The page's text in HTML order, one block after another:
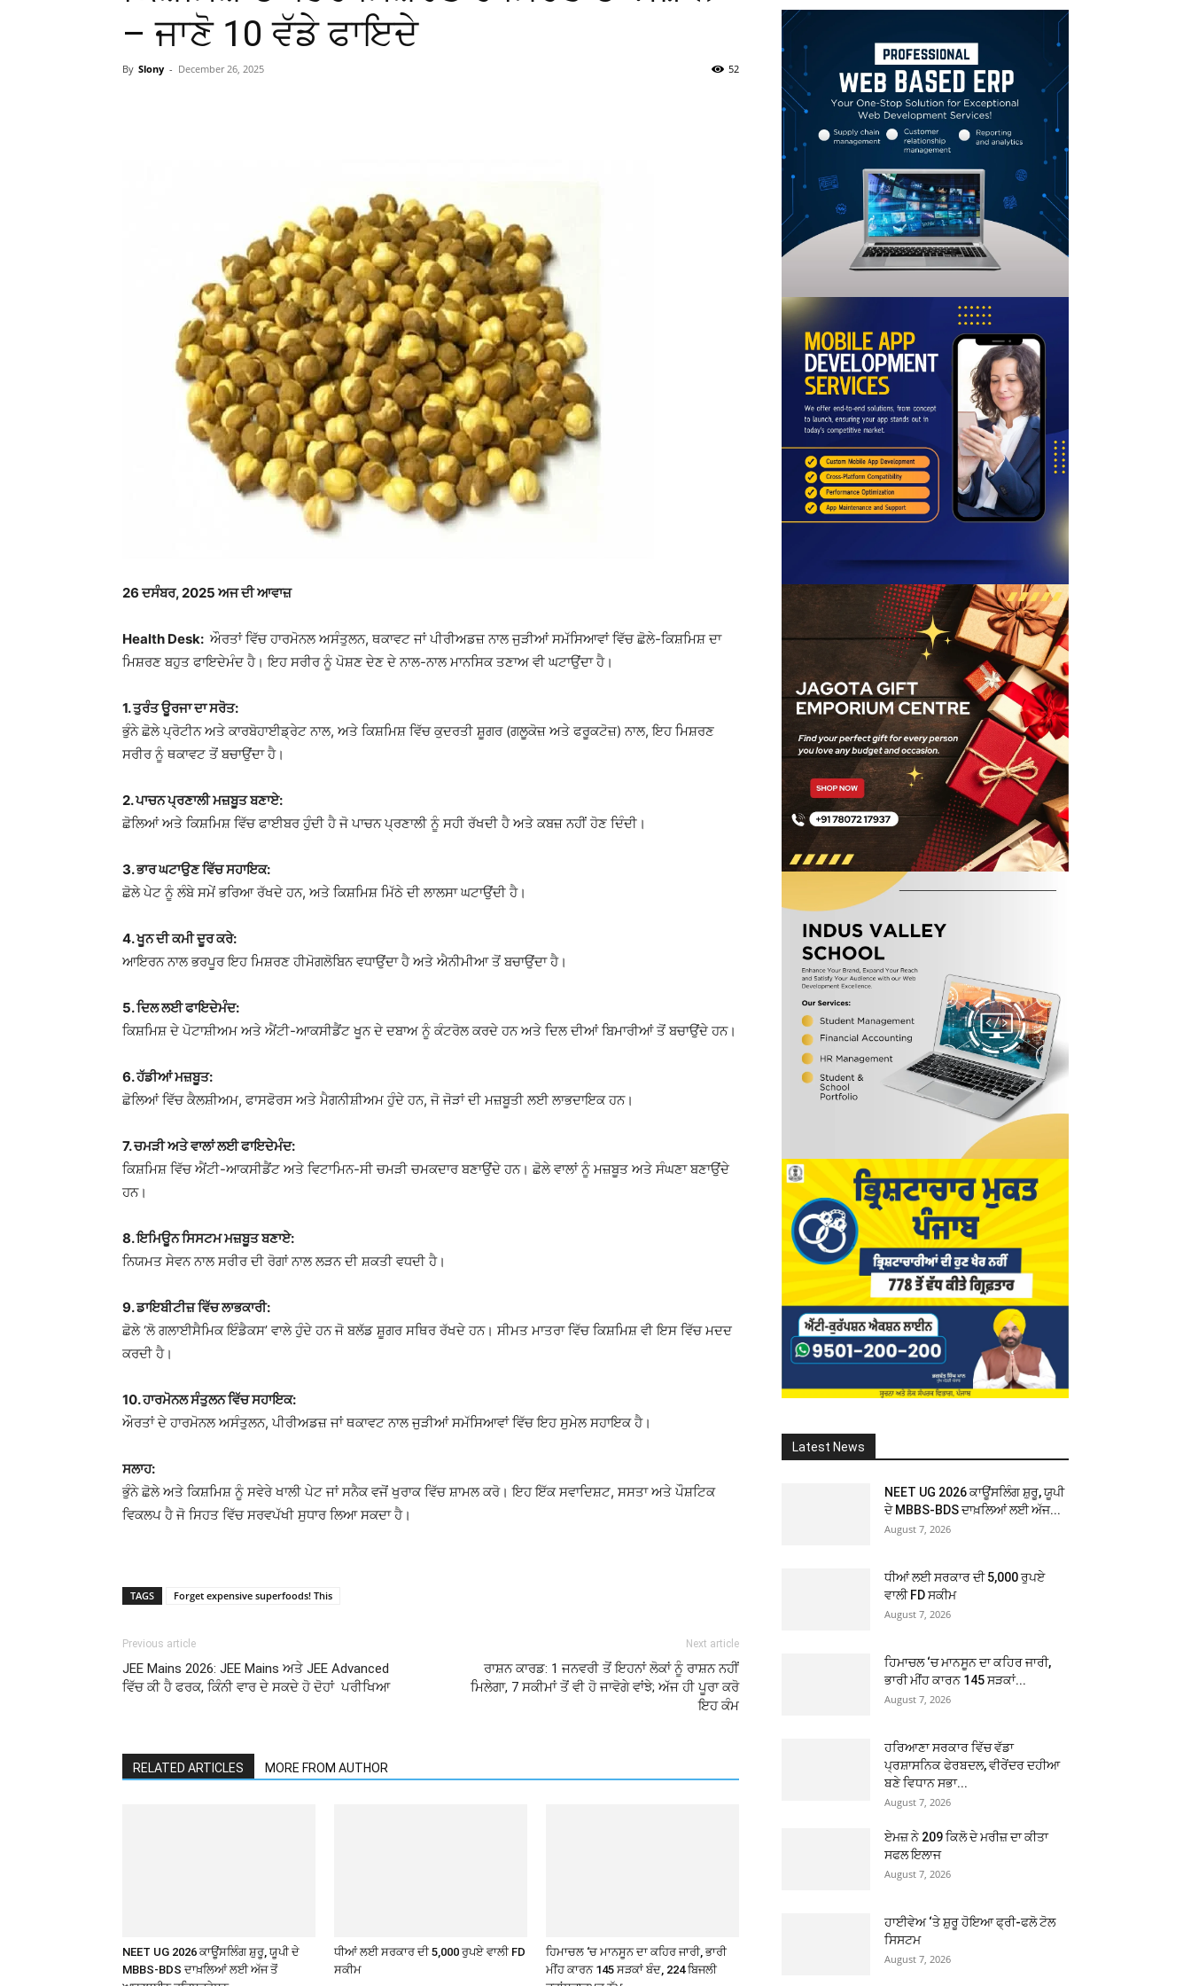
– ਜਾਣੋ 10 ਵੱਡੇ ਫਾਇਦੇ
By Slony - December 26, 2025 52
Linkedin Email
26ਦਸੰਬਰ, 2025 ਅਜ ਦੀ ਆਵਾਜ਼
Health Desk: ਔਰਤਾਂ ਵਿੱਚ ਹਾਰਮੋਨਲ ਅਸੰਤੁਲਨ, ਥਕਾਵਟ ਜਾਂ ਪੀਰੀਅਡਜ਼ ਨਾਲ ਜੁੜੀਆਂ ਸਮੱਸਿਆਵਾਂ ਵਿੱਚ ਛੋਲੇ-ਕਿਸ਼ਮਿਸ਼ ਦਾ
ਮਿਸ਼ਰਣ ਬਹੁਤ ਫਾਇਦੇਮੰਦ ਹੈ। ਇਹ ਸਰੀਰ ਨੂੰ ਪੋਸ਼ਣ ਦੇਣ ਦੇ ਨਾਲ-ਨਾਲ ਮਾਨਸਿਕ ਤਣਾਅ ਵੀ ਘਟਾਉਂਦਾ ਹੈ।
1. ਤੁਰੰਤ ਊਰਜਾ ਦਾ ਸਰੋਤ:
ਭੁੰਨੇ ਛੋਲੇ ਪ੍ਰੋਟੀਨ ਅਤੇ ਕਾਰਬੋਹਾਈਡ੍ਰੇਟ ਨਾਲ, ਅਤੇ ਕਿਸ਼ਮਿਸ਼ ਵਿੱਚ ਕੁਦਰਤੀ ਸ਼ੂਗਰ (ਗਲੂਕੋਜ਼ ਅਤੇ ਫਰੂਕਟੋਜ਼) ਨਾਲ, ਇਹ ਮਿਸ਼ਰਣ
ਸਰੀਰ ਨੂੰ ਥਕਾਵਟ ਤੋਂ ਬਚਾਉਂਦਾ ਹੈ।
2. ਪਾਚਨ ਪ੍ਰਣਾਲੀ ਮਜ਼ਬੂਤ ਬਣਾਏ:
ਛੋਲਿਆਂ ਅਤੇ ਕਿਸ਼ਮਿਸ਼ ਵਿੱਚ ਫਾਈਬਰ ਹੁੰਦੀ ਹੈ ਜੋ ਪਾਚਨ ਪ੍ਰਣਾਲੀ ਨੂੰ ਸਹੀ ਰੱਖਦੀ ਹੈ ਅਤੇ ਕਬਜ਼ ਨਹੀਂ ਹੋਣ ਦਿੰਦੀ।
3. ਭਾਰ ਘਟਾਉਣ ਵਿੱਚ ਸਹਾਇਕ:
ਛੋਲੇ ਪੇਟ ਨੂੰ ਲੰਬੇ ਸਮੇਂ ਭਰਿਆ ਰੱਖਦੇ ਹਨ, ਅਤੇ ਕਿਸ਼ਮਿਸ਼ ਮਿੱਠੇ ਦੀ ਲਾਲਸਾ ਘਟਾਉਂਦੀ ਹੈ।
4. ਖੂਨ ਦੀ ਕਮੀ ਦੂਰ ਕਰੇ:
ਆਇਰਨ ਨਾਲ ਭਰਪੂਰ ਇਹ ਮਿਸ਼ਰਣ ਹੀਮੋਗਲੋਬਿਨ ਵਧਾਉਂਦਾ ਹੈ ਅਤੇ ਐਨੀਮੀਆ ਤੋਂ ਬਚਾਉਂਦਾ ਹੈ।
5. ਦਿਲ ਲਈ ਫਾਇਦੇਮੰਦ:
ਕਿਸ਼ਮਿਸ਼ ਦੇ ਪੋਟਾਸ਼ੀਅਮ ਅਤੇ ਐਂਟੀ-ਆਕਸੀਡੈਂਟ ਖੂਨ ਦੇ ਦਬਾਅ ਨੂੰ ਕੰਟਰੋਲ ਕਰਦੇ ਹਨ ਅਤੇ ਦਿਲ ਦੀਆਂ ਬਿਮਾਰੀਆਂ ਤੋਂ ਬਚਾਉਂਦੇ ਹਨ।
6. ਹੱਡੀਆਂ ਮਜ਼ਬੂਤ:
ਛੋਲਿਆਂ ਵਿੱਚ ਕੈਲਸ਼ੀਅਮ, ਫਾਸਫੋਰਸ ਅਤੇ ਮੈਗਨੀਸ਼ੀਅਮ ਹੁੰਦੇ ਹਨ, ਜੋ ਜੋੜਾਂ ਦੀ ਮਜ਼ਬੂਤੀ ਲਈ ਲਾਭਦਾਇਕ ਹਨ।
7. ਚਮੜੀ ਅਤੇ ਵਾਲਾਂ ਲਈ ਫਾਇਦੇਮੰਦ:
ਕਿਸ਼ਮਿਸ਼ ਵਿੱਚ ਐਂਟੀ-ਆਕਸੀਡੈਂਟ ਅਤੇ ਵਿਟਾਮਿਨ-ਸੀ ਚਮੜੀ ਚਮਕਦਾਰ ਬਣਾਉਂਦੇ ਹਨ। ਛੋਲੇ ਵਾਲਾਂ ਨੂੰ ਮਜ਼ਬੂਤ ਅਤੇ ਸੰਘਣਾ ਬਣਾਉਂਦੇ
ਹਨ।
8. ਇਮਿਊਨ ਸਿਸਟਮ ਮਜ਼ਬੂਤ ਬਣਾਏ:
ਨਿਯਮਤ ਸੇਵਨ ਨਾਲ ਸਰੀਰ ਦੀ ਰੋਗਾਂ ਨਾਲ ਲੜਨ ਦੀ ਸ਼ਕਤੀ ਵਧਦੀ ਹੈ।
9. ਡਾਇਬੀਟੀਜ਼ ਵਿੱਚ ਲਾਭਕਾਰੀ:
ਛੋਲੇ ‘ਲੋ ਗਲਾਈਸੈਮਿਕ ਇੰਡੈਕਸ’ ਵਾਲੇ ਹੁੰਦੇ ਹਨ ਜੋ ਬਲੱਡ ਸ਼ੂਗਰ ਸਥਿਰ ਰੱਖਦੇ ਹਨ। ਸੀਮਤ ਮਾਤਰਾ ਵਿੱਚ ਕਿਸ਼ਮਿਸ਼ ਵੀ ਇਸ ਵਿੱਚ ਮਦਦ
ਕਰਦੀ ਹੈ।
10. ਹਾਰਮੋਨਲ ਸੰਤੁਲਨ ਵਿੱਚ ਸਹਾਇਕ:
ਔਰਤਾਂ ਦੇ ਹਾਰਮੋਨਲ ਅਸੰਤੁਲਨ, ਪੀਰੀਅਡਜ਼ ਜਾਂ ਥਕਾਵਟ ਨਾਲ ਜੁੜੀਆਂ ਸਮੱਸਿਆਵਾਂ ਵਿੱਚ ਇਹ ਸੁਮੇਲ ਸਹਾਇਕ ਹੈ।
ਸਲਾਹ:
ਭੁੰਨੇ ਛੋਲੇ ਅਤੇ ਕਿਸ਼ਮਿਸ਼ ਨੂੰ ਸਵੇਰੇ ਖਾਲੀ ਪੇਟ ਜਾਂ ਸਨੈਕ ਵਜੋਂ ਖੁਰਾਕ ਵਿੱਚ ਸ਼ਾਮਲ ਕਰੋ। ਇਹ ਇੱਕ ਸਵਾਦਿਸ਼ਟ, ਸਸਤਾ ਅਤੇ ਪੌਸ਼ਟਿਕ
ਵਿਕਲਪ ਹੈ ਜੋ ਸਿਹਤ ਵਿੱਚ ਸਰਵਪੱਖੀ ਸੁਧਾਰ ਲਿਆ ਸਕਦਾ ਹੈ।
TAGS Forget expensive superfoods! This
Previous article
JEE Mains 2026: JEE Mains ਅਤੇ JEE Advanced
ਵਿੱਚ ਕੀ ਹੈ ਫਰਕ, ਕਿੰਨੀ ਵਾਰ ਦੇ ਸਕਦੇ ਹੋ ਦੋਹਾਂ ਪਰੀਖਿਆ
Next article
ਰਾਸ਼ਨ ਕਾਰਡ: 1 ਜਨਵਰੀ ਤੋਂ ਇਹਨਾਂ ਲੋਕਾਂ ਨੂੰ ਰਾਸ਼ਨ ਨਹੀਂ
ਮਿਲੇਗਾ, 7 ਸਕੀਮਾਂ ਤੋਂ ਵੀ ਹੋ ਜਾਵੋਗੇ ਵਾਂਝੇ; ਅੱਜ ਹੀ ਪੂਰਾ ਕਰੋ
ਇਹ ਕੰਮ
RELATED ARTICLES MORE FROM AUTHOR
NEET UG 2026 ਕਾਊਂਸਲਿੰਗ ਸ਼ੁਰੂ, ਯੂਪੀ ਦੇ
MBBS-BDS ਦਾਖ਼ਲਿਆਂ ਲਈ ਅੱਜ ਤੋਂ
ਧੀਆਂ ਲਈ ਸਰਕਾਰ ਦੀ 5,000 ਰੁਪਏ ਵਾਲੀ FD
ਸਕੀਮ
ਹਿਮਾਚਲ ‘ਚ ਮਾਨਸੂਨ ਦਾ ਕਹਿਰ ਜਾਰੀ, ਭਾਰੀ
ਮੀਂਹ ਕਾਰਨ 145 ਸੜਕਾਂ ਬੰਦ, 224 ਬਿਜਲੀ
Latest News
NEET UG 2026 ਕਾਊਂਸਲਿੰਗ ਸ਼ੁਰੂ, ਯੂਪੀ
ਦੇ MBBS-BDS ਦਾਖ਼ਲਿਆਂ ਲਈ ਅੱਜ...
August 7, 2026
ਧੀਆਂ ਲਈ ਸਰਕਾਰ ਦੀ 5,000 ਰੁਪਏ
ਵਾਲੀ FD ਸਕੀਮ
August 7, 2026
ਹਿਮਾਚਲ ‘ਚ ਮਾਨਸੂਨ ਦਾ ਕਹਿਰ ਜਾਰੀ,
ਭਾਰੀ ਮੀਂਹ ਕਾਰਨ 145 ਸੜਕਾਂ...
August 7, 2026
ਹਰਿਆਣਾ ਸਰਕਾਰ ਵਿੱਚ ਵੱਡਾ
ਪ੍ਰਸ਼ਾਸਨਿਕ ਫੇਰਬਦਲ, ਵੀਰੇਂਦਰ ਦਹੀਆ
ਬਣੇ ਵਿਧਾਨ ਸਭਾ...
August 7, 2026
ਏਮਜ਼ ਨੇ 209 ਕਿਲੋ ਦੇ ਮਰੀਜ਼ ਦਾ ਕੀਤਾ
ਸਫਲ ਇਲਾਜ
August 7, 2026
ਹਾਈਵੇਅ ‘ਤੇ ਸ਼ੁਰੂ ਹੋਇਆ ਫ੍ਰੀ-ਫਲੋ ਟੋਲ
ਸਿਸਟਮ
August 7, 2026